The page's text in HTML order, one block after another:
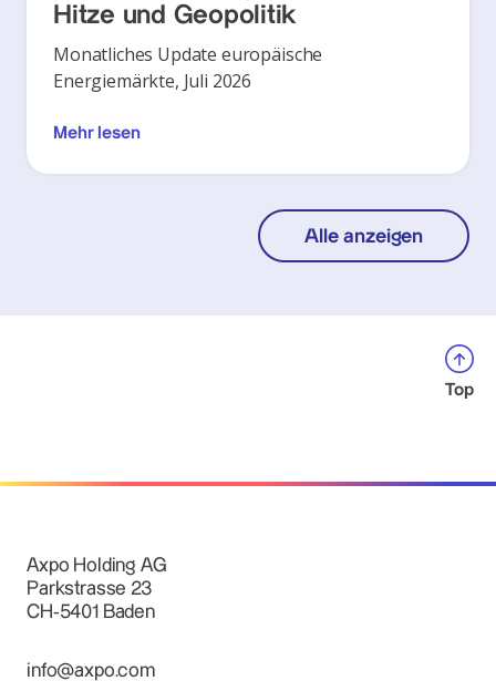
Hitze und Geopolitik
Monatliches Update europäische
Energiemärkte, Juli 2026
Mehr lesen
Alle anzeigen
Top
Axpo Holding AG
Parkstrasse 23
CH-5401 Baden
info@axpo.com